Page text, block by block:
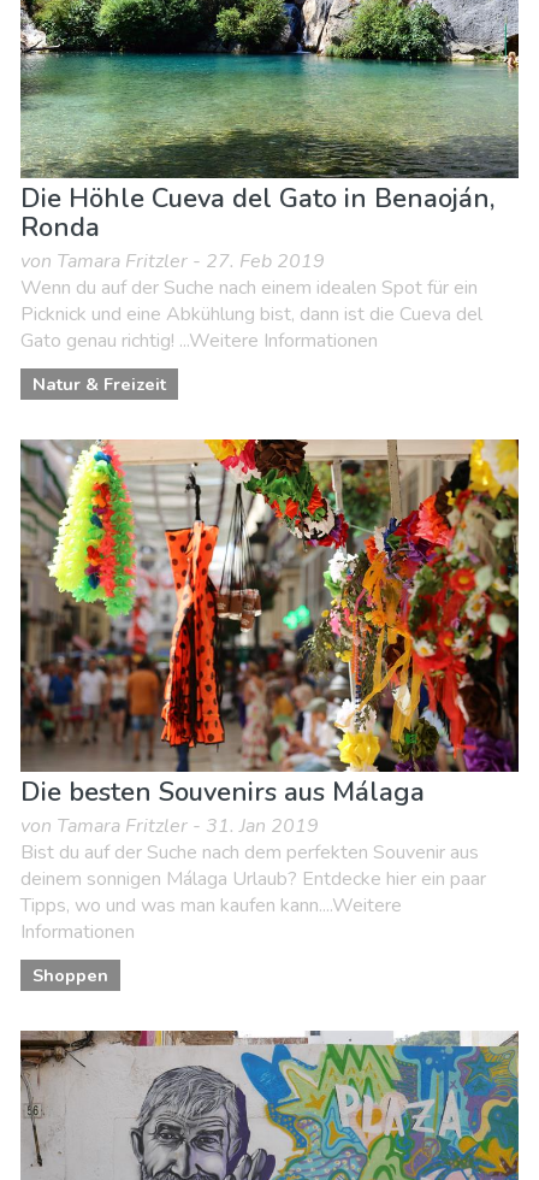
Die Höhle Cueva del Gato in Benaoján,
Ronda
von Tamara Fritzler - 27. Feb 2019
Wenn du auf der Suche nach einem idealen Spot für ein
Picknick und eine Abkühlung bist, dann ist die Cueva del
Gato genau richtig! ...Weitere Informationen
Natur & Freizeit
Die besten Souvenirs aus Málaga
von Tamara Fritzler - 31. Jan 2019
Bist du auf der Suche nach dem perfekten Souvenir aus
deinem sonnigen Málaga Urlaub? Entdecke hier ein paar
Tipps, wo und was man kaufen kann....Weitere
Informationen
Shoppen